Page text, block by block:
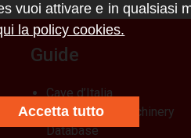
Guide
Cave d’Italia
Construction Machinery
Database
vuoi attivare e in qualsiasi
la policy cookies.
Accetta tutto